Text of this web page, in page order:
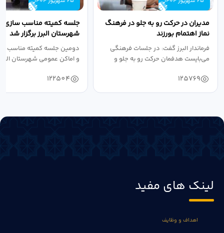
مدیران در حرکت رو به جلو در فرهنگ
نماز اهتمام بورزند
فرماندار البرز گفت: در جلسات فرهنگی
می‌بایست هدفمان حرکت رو به جلو و
125769
جلسه کمیته مناسب سازی
شهرستان البرز برگزار شد
دومین جلسه کمیته مناسب
و اماکن عمومی شهرستان
122504
لینک های مفید
اهداف و وظایف